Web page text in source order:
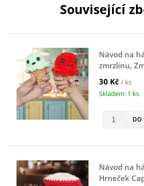
Související
Návod na
zmrzlinu,
30 Kč / ks
Skladem: 1 ks
DO
Návod na
Hrneček